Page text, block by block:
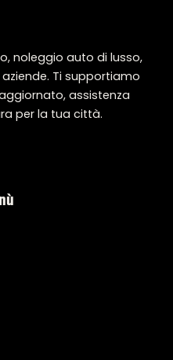
noleggio auto di lusso,
Ti supportiamo
assistenza
per la tua città.